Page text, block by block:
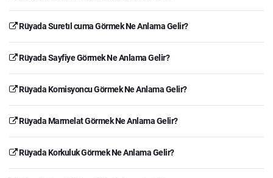
Rüyada Suretıl cuma Görmek Ne Anlama Gelir?
Rüyada Sayfiye Görmek Ne Anlama Gelir?
Rüyada Komisyoncu Görmek Ne Anlama Gelir?
Rüyada Marmelat Görmek Ne Anlama Gelir?
Rüyada Korkuluk Görmek Ne Anlama Gelir?